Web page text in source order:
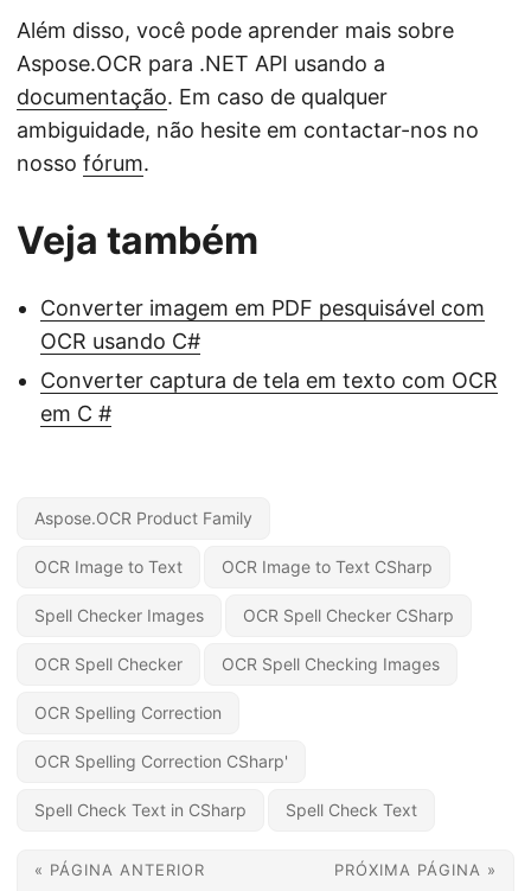
Além disso, você pode aprender mais sobre
Aspose.OCR para .NET API usando a
documentação. Em caso de qualquer
ambiguidade, não hesite em contactar-nos no
nosso fórum.
Veja também
Converter imagem em PDF pesquisável com
OCR usando C#
Converter captura de tela em texto com OCR
em C #
Aspose.OCR Product Family
OCR Image to Text OCR Image to Text CSharp
Spell Checker Images OCR Spell Checker CSharp
OCR Spell Checker OCR Spell Checking Images
OCR Spelling Correction
OCR Spelling Correction CSharp'
Spell Check Text in CSharp Spell Check Text
« PÁGINA ANTERIOR PRÓXIMA PÁGINA »